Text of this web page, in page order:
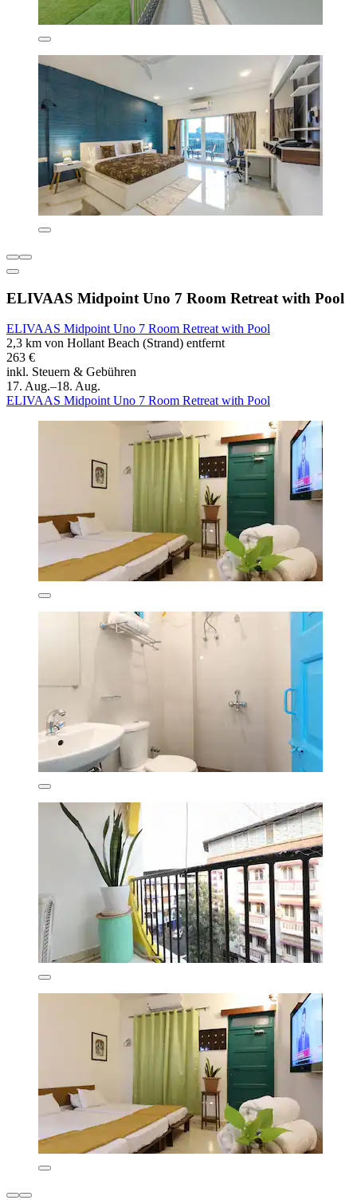
ELIVAAS Midpoint Uno 7 Room Retreat with Pool
ELIVAAS Midpoint Uno 7 Room Retreat with Pool
2,3 km von Hollant Beach (Strand) entfernt
263 €
inkl. Steuern & Gebühren
17. Aug.–18. Aug.
ELIVAAS Midpoint Uno 7 Room Retreat with Pool